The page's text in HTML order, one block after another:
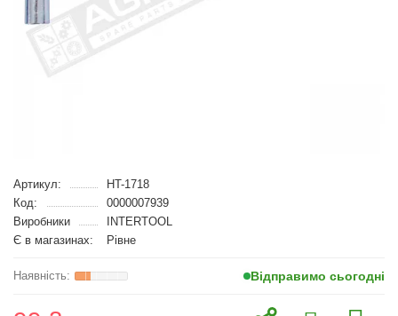
Артикул:
HT-1718
Код:
0000007939
Виробники
INTERTOOL
Є в магазинах:
Рівне
Відправимо сьогодні